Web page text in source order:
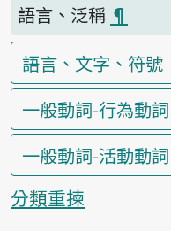
語言、泛稱 ¶
語言、文字、符號
一般動詞-行為動詞
一般動詞-活動動詞
分類重揀